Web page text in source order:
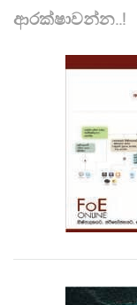
ආරක්ෂාවන්න..!